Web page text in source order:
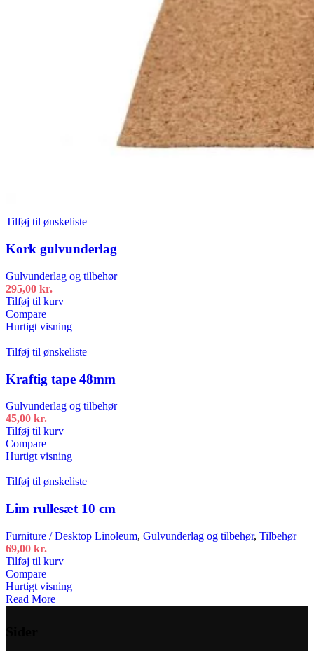
Tilføj til ønskeliste
Kork gulvunderlag
Gulvunderlag og tilbehør
295,00 kr.
Tilføj til kurv
Compare
Hurtigt visning
Tilføj til ønskeliste
Kraftig tape 48mm
Gulvunderlag og tilbehør
45,00 kr.
Tilføj til kurv
Compare
Hurtigt visning
Tilføj til ønskeliste
Lim rullesæt 10 cm
Furniture / Desktop Linoleum, Gulvunderlag og tilbehør, Tilbehør
69,00 kr.
Tilføj til kurv
Compare
Hurtigt visning
Read More